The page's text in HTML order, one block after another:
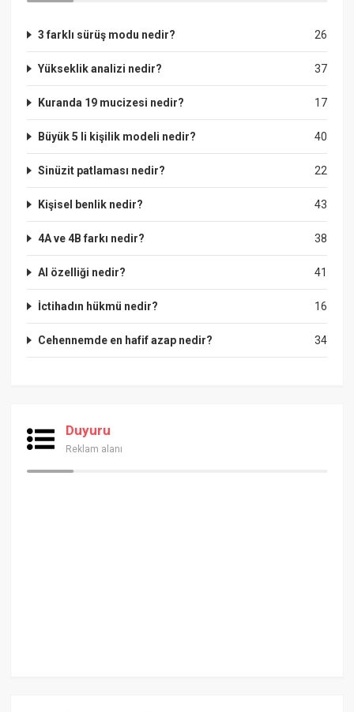
26
3 farklı sürüş modu nedir?
37
Yükseklik analizi nedir?
17
Kuranda 19 mucizesi nedir?
40
Büyük 5 li kişilik modeli nedir?
22
Sinüzit patlaması nedir?
43
Kişisel benlik nedir?
38
4A ve 4B farkı nedir?
41
Al özelliği nedir?
16
İctihadın hükmü nedir?
34
Cehennemde en hafif azap nedir?
Duyuru
Reklam alanı